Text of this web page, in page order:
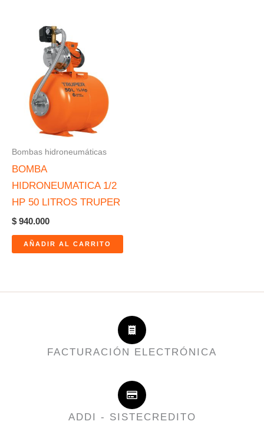
Bombas hidroneumáticas
BOMBA
HIDRONEUMATICA 1/2
HP 50 LITROS TRUPER
$ 940.000
AÑADIR AL CARRITO
FACTURACIÓN ELECTRÓNICA
ADDI - SISTECREDITO